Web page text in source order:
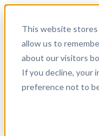
This website
allow us to
about our visitors
If you decline, your
preference not to
Soporte
Empresa
Empieza ahora